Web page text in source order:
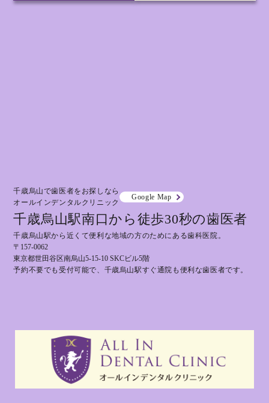
千歳烏山で歯医者をお探しなら
オールインデンタルクリニック
Google Map
千歳烏山駅南口から徒歩30秒の歯医者
千歳烏山駅から近くて便利な地域の方のためにある歯科医院。
〒157-0062
東京都世田谷区南烏山5-15-10 SKCビル5階
予約不要でも受付可能で、千歳烏山駅すぐ通院も便利な歯医者です。